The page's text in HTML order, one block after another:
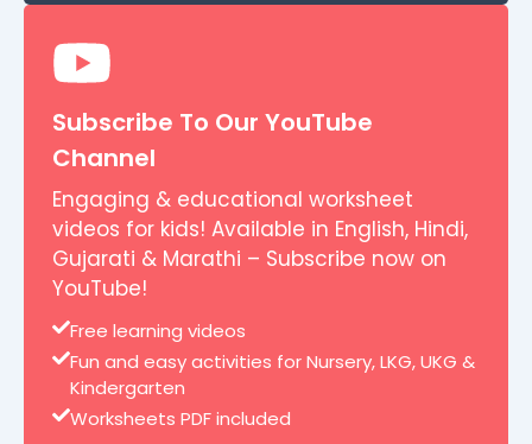
Subscribe To Our YouTube
Channel
Engaging & educational worksheet
videos for kids! Available in English, Hindi,
Gujarati & Marathi – Subscribe now on
YouTube!
Free learning videos
Fun and easy activities for Nursery, LKG, UKG &
Kindergarten
Worksheets PDF included